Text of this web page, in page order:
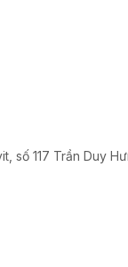
số 117 Trần Duy